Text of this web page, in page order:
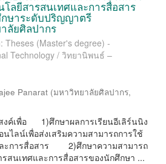
โลยีสารสนเทศและการสื่อสาร
ษาระดับปริญญาตรี
ลัยศิลปากร
Theses (Master's degree) -
Technology / วิทยานิพนธ์ –
Panarat (มหาวิทยาลัยศิลปากร,
งค์เพื่อ 1)ศึกษาผลการเรียนอีเลิร์นนิง
ไลน์เพื่อส่งเสริมความสามารถการใช้
ละการสื่อสาร 2)ศึกษาความสามารถ
สนเทศและการสื่อสารของนักศึกษา ...